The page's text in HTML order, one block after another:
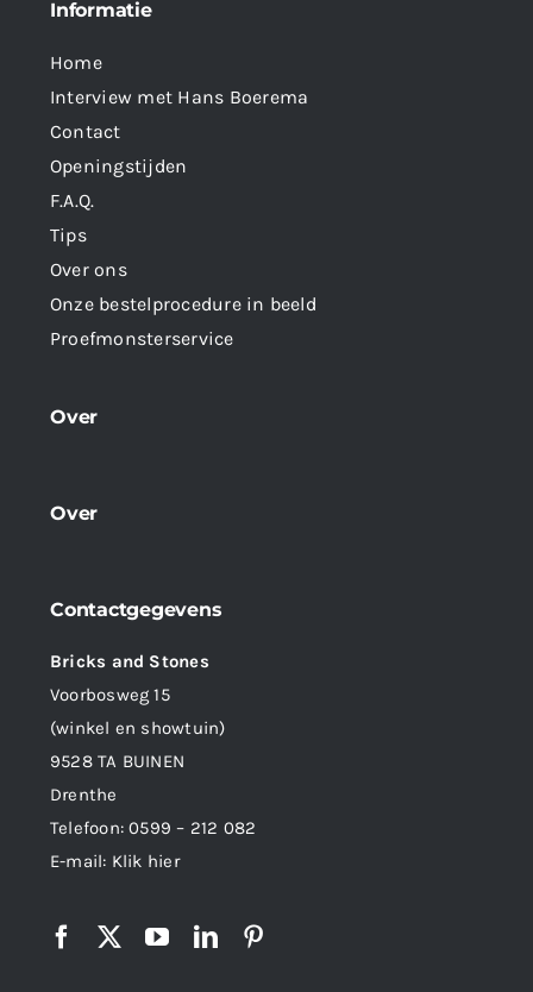
Informatie
Home
Interview met Hans Boerema
Contact
Openingstijden
F.A.Q.
Tips
Over ons
Onze bestelprocedure in beeld
Proefmonsterservice
Over
Over
Contactgegevens
Bricks and Stones
Voorbosweg 15
(winkel en showtuin)
9528 TA BUINEN
Drenthe
Telefoon:0599 – 212 082
E-mail: Klik hier